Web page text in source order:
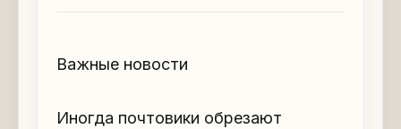
Важные новости
Иногда почтовики обрезают